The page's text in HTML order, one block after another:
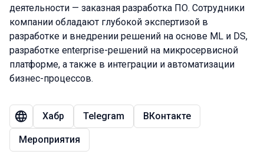
деятельности — заказная разработка ПО. Сотрудники
компании обладают глубокой экспертизой в
разработке и внедрении решений на основе ML и DS,
разработке enterprise-решений на микросервисной
платформе, а также в интеграции и автоматизации
бизнес-процессов.
Хабр Telegram ВКонтакте
Мероприятия